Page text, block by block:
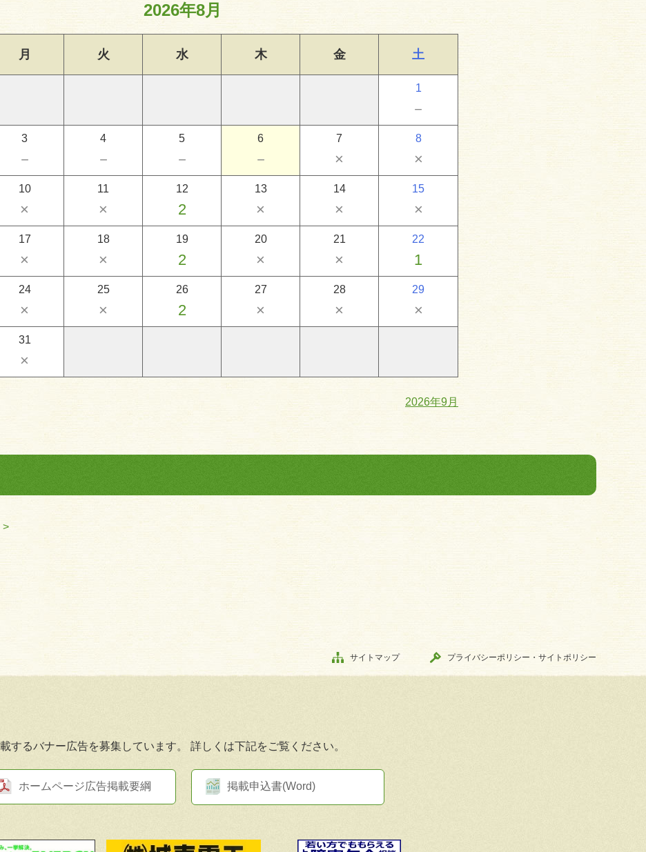
2026年8月
月 火 水 木 金 土
1
－
3
－
4
－
5
－
6
－
7
×
8
×
10
×
11
×
12
2
13
×
14
×
15
×
17
×
18
×
19
2
20
×
21
×
22
1
24
×
25
×
26
2
27
×
28
×
29
×
31
×
2026年9月
サイトマップ プライバシーポリシー・サイトポリシー
するバナー広告を募集しています。 詳しくは下記をご覧ください。
ホームページ広告掲載要綱 掲載申込書(Word)